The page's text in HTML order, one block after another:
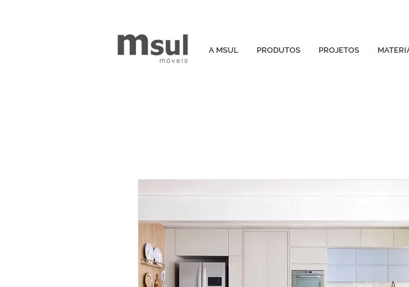
A MSUL PRODUTOS PROJETOS